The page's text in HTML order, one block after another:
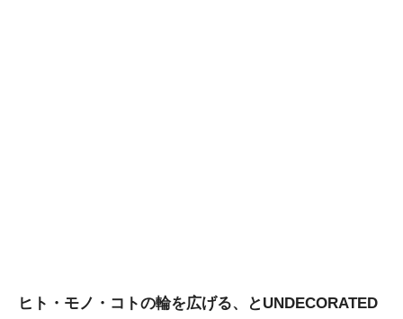
ヒト・モノ・コトの輪を広げる、とUNDECORATED